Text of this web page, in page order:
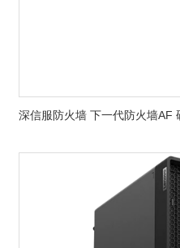
深信服防火墙 下一代防火墙AF